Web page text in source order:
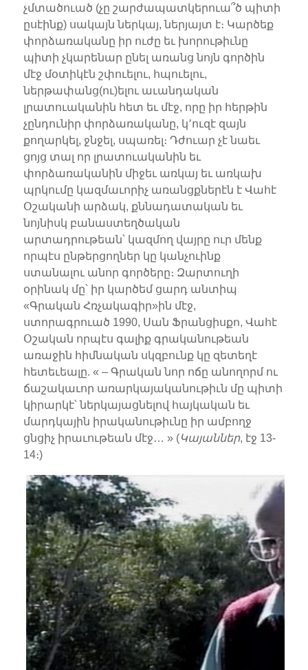
չմտածուած (չը շարժապատկերուա՞ծ պիտի
ըսէինք) սակայն ներկայ, ներյայտ է։ Կարծեք
փորձառականը իր ուժը եւ խորութիւնը
պիտի չկարենար ընել առանց նոյն գործին
մէջ մօտիկէն շփուելու, հպուելու,
ներթափանց(ու)ելու աւանդական
լրատուականին հետ եւ մէջ, որը իր հերթին
չընդունիր փորձառականը, կ՚ուզէ զայն
քողարկել, ջնջել, սպառել։ Դժուար չէ նաեւ
ցոյց տալ որ լրատուականին եւ
փորձառականին միջեւ առկայ եւ առկախ
պրկումը կազմաւորիչ առանցքներէն է Վահէ
Օշականի արձակ, քննադատական եւ
նոյնիսկ բանաստեղծական
արտադրութեան՝ կազմող վայրը ուր մենք
որպէս ընթերցողներ կը կանչուինք
ստանալու անոր գործերը։ Զարտուղի
օրինակ մը՝ իր կարծեմ ցարդ անտիպ
«Գրական Հռչակագիր»ին մէջ,
ստորագրուած 1990, Սան Ֆրանցիսքո, Վահէ
Օշական որպէս գալիք գրականութեան
առաջին հիմնական սկզբունք կը զետեղէ
հետեւեալը. « – Գրական նոր ոճը անողորմ ու
ճաշակաւոր առարկայականութիւն մը պիտի
կիրարկէ՝ ներկայացնելով հայկական եւ
մարդկային իրականութիւնը իր ամբողջ
ցնցիչ իրաւութեան մէջ… » (Կայաններ, էջ 13-
14։)